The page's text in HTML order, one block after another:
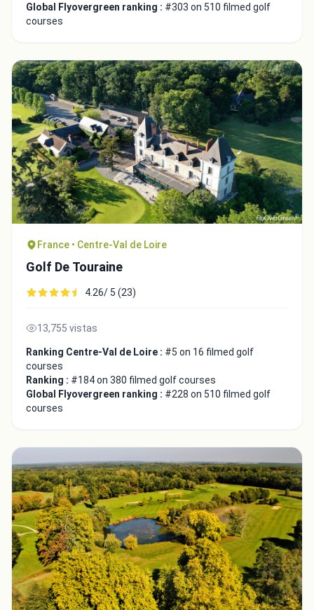
Global Flyovergreen ranking : #303 on 510 filmed golf
courses
France • Centre-Val de Loire
Golf De Touraine
4.26/ 5 (23)
13,755 vistas
Ranking Centre-Val de Loire : #5 on 16 filmed golf
courses
Ranking : #184 on 380 filmed golf courses
Global Flyovergreen ranking : #228 on 510 filmed golf
courses